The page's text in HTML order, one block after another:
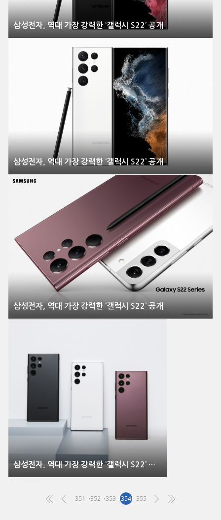
삼성전자, 역대 가장 강력한 ‘갤럭시 S22’ 공개
삼성전자, 역대 가장 강력한 ‘갤럭시 S22’ 공개
삼성전자, 역대 가장 강력한 ‘갤럭시 S22’ 공개
삼성전자, 역대 가장 강력한 ‘갤럭시 S22’ 공개
351 352 353 354 355